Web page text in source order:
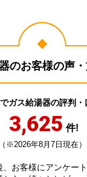
のお客様の声
ガス給湯器の評判
3,625 件!
（※2026年8月7日現在）
お客様にアンケー